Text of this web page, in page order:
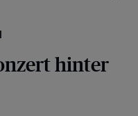
hinter